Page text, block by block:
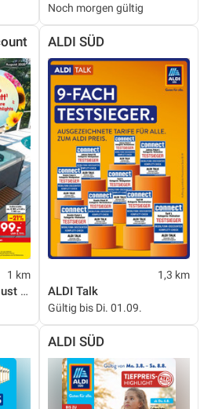
Noch morgen gültig
1 km
Online-Angebote August 2026
ALDI SÜD
1,3 km
ALDI Talk
Gültig bis Di. 01.09.
ALDI SÜD